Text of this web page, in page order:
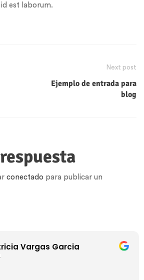
est laborum.
Next post
Ejemplo de entrada para
blog
conectado para publicar un
Vargas Garcia